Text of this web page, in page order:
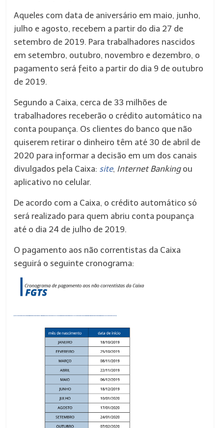
Aqueles com data de aniversário em maio, junho,
julho e agosto, recebem a partir do dia 27 de
setembro de 2019. Para trabalhadores nascidos
em setembro, outubro, novembro e dezembro, o
pagamento será feito a partir do dia 9 de outubro
de 2019.
Segundo a Caixa, cerca de 33 milhões de
trabalhadores receberão o crédito automático na
conta poupança. Os clientes do banco que não
quiserem retirar o dinheiro têm até 30 de abril de
2020 para informar a decisão em um dos canais
divulgados pela Caixa: site, Internet Bankingou
aplicativo no celular.
De acordo com a Caixa, o crédito automático só
será realizado para quem abriu conta poupança
até o dia 24 de julho de 2019.
O pagamento aos não correntistas da Caixa
seguirá o seguinte cronograma: